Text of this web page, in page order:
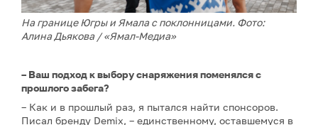
На границе Югры и Ямала с поклонницами. Фото:
Алина Дьякова / «Ямал-Медиа»
– Ваш подход к выбору снаряжения поменялся с
прошлого забега?
– Как и в прошлый раз, я пытался найти спонсоров.
Писал бренду Demix, – единственному, оставшемуся в